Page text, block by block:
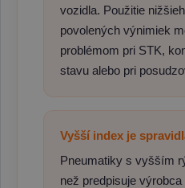
vozidla. Použitie
povolených výnimiek
problémom pri STK,
stavu alebo pri
Vyšší index je
Pneumatiky s vyšším
než predpisuje